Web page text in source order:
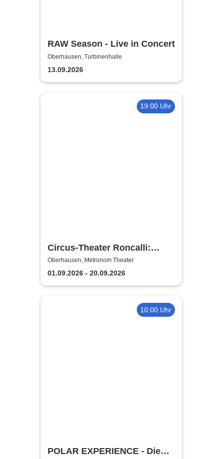
RAW Season - Live in Concert
Oberhausen, Turbinenhalle
13.09.2026
19:00 Uhr
Circus-Theater Roncalli:
Circus meets Schlager
Oberhausen, Metronom Theater
01.09.2026 - 20.09.2026
10:00 Uhr
POLAR EXPERIENCE - Die